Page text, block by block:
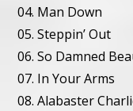
04. Man Down
05. Steppin’ Out
06. So Damned
07. In Your Arms
08. Alabaster